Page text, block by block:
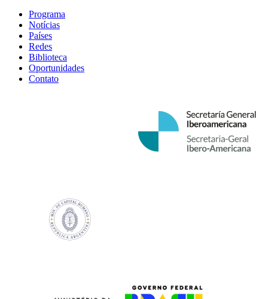
Programa
Notícias
Países
Redes
Biblioteca
Oportunidades
Contato